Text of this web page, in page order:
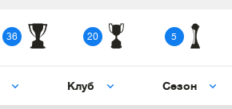
36 20 5
Клуб Сезон